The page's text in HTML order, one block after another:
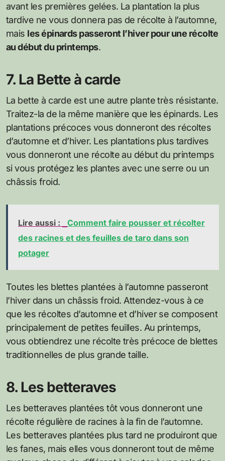
avant les premières gelées. La plantation la plus
tardive ne vous donnera pas de récolte à l’automne,
mais les épinards passeront l’hiver pour une récolte
au début du printemps.
7. La Bette à carde
La bette à carde est une autre plante très résistante.
Traitez-la de la même manière que les épinards. Les
plantations précoces vous donneront des récoltes
d’automne et d’hiver. Les plantations plus tardives
vous donneront une récolte au début du printemps
si vous protégez les plantes avec une serre ou un
châssis froid.
Lire aussi :
Comment faire pousser et récolter
des racines et des feuilles de taro dans son
potager
Toutes les blettes plantées à l’automne passeront
l’hiver dans un châssis froid. Attendez-vous à ce
que les récoltes d’automne et d’hiver se composent
principalement de petites feuilles. Au printemps,
vous obtiendrez une récolte très précoce de blettes
traditionnelles de plus grande taille.
8. Les betteraves
Les betteraves plantées tôt vous donneront une
récolte régulière de racines à la fin de l’automne.
Les betteraves plantées plus tard ne produiront que
les fanes, mais elles vous donneront tout de même